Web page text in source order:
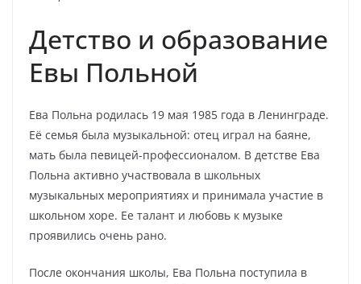
Детство и образование
Евы Польной
Ева Польна родилась 19 мая 1985 года в Ленинграде.
Её семья была музыкальной: отец играл на баяне,
мать была певицей-профессионалом. В детстве Ева
Польна активно участвовала в школьных
музыкальных мероприятиях и принимала участие в
школьном хоре. Ее талант и любовь к музыке
проявились очень рано.
После окончания школы, Ева Польна поступила в